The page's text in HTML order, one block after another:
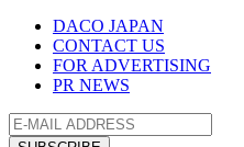
DACO JAPAN
CONTACT US
FOR ADVERTISING
PR NEWS